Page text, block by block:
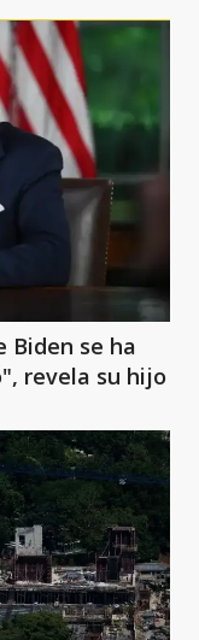
Biden se ha
revela su hijo